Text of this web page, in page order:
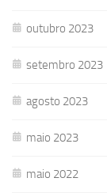
outubro 2023
setembro 2023
agosto 2023
maio 2023
maio 2022